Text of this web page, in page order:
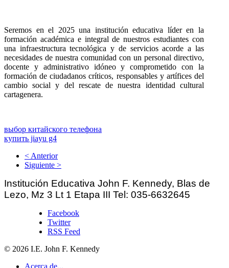
Seremos en el 2025 una institución educativa líder en la
formación académica e integral de nuestros estudiantes con
una infraestructura tecnológica y de servicios acorde a las
necesidades de nuestra comunidad con un personal directivo,
docente y administrativo idóneo y comprometido con la
formación de ciudadanos críticos, responsables y artífices del
cambio social y del rescate de nuestra identidad cultural
cartagenera.
выбор китайского телефона
купить jiayu g4
< Anterior
Siguiente >
Institución Educativa John F. Kennedy, Blas de
Lezo, Mz 3 Lt 1 Etapa III Tel: 035-6632645
Facebook
Twitter
RSS Feed
© 2026 I.E. John F. Kennedy
Acerca de...